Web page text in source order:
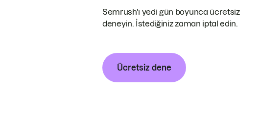
Semrush'ı yedi gün boyunca ücretsiz
deneyin. İstediğiniz zaman iptal edin.
Ücretsiz dene